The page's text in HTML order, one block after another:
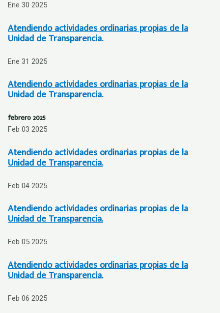
Ene 30 2025
Atendiendo actividades ordinarias propias de la
Unidad de Transparencia.
Ene 31 2025
Atendiendo actividades ordinarias propias de la
Unidad de Transparencia.
febrero 2025
Feb 03 2025
Atendiendo actividades ordinarias propias de la
Unidad de Transparencia.
Feb 04 2025
Atendiendo actividades ordinarias propias de la
Unidad de Transparencia.
Feb 05 2025
Atendiendo actividades ordinarias propias de la
Unidad de Transparencia.
Feb 06 2025